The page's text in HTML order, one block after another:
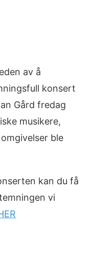
av å
konsert
Gård fredag
musikere,
ble
kan du få
vi